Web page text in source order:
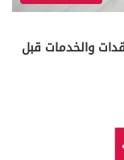
والخدمات قبل